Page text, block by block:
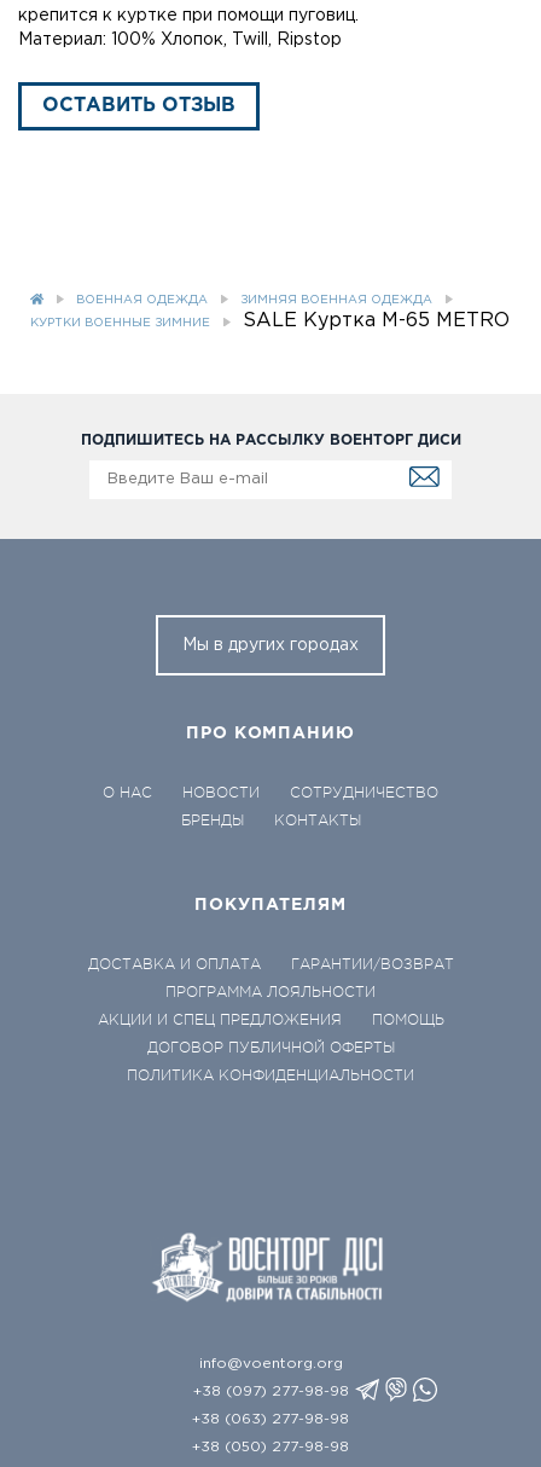
крепится к куртке при помощи пуговиц.
Материал: 100% Хлопок, Twill, Ripstop
ОСТАВИТЬ ОТЗЫВ
ВОЕННАЯ ОДЕЖДА ЗИМНЯЯ ВОЕННАЯ ОДЕЖДА
КУРТКИ ВОЕННЫЕ ЗИМНИЕ SALE Куртка М-65 METRO
ПОДПИШИТЕСЬ НА РАССЫЛКУ ВОЕНТОРГ ДИСИ
Мы в других городах
ПРО КОМПАНИЮ
О НАС НОВОСТИ
СОТРУДНИЧЕСТВО
БРЕНДЫ
КОНТАКТЫ
ПОКУПАТЕЛЯМ
ДОСТАВКА И ОПЛАТА
ГАРАНТИИ/ВОЗВРАТ
ПРОГРАММА ЛОЯЛЬНОСТИ
АКЦИИ И СПЕЦ ПРЕДЛОЖЕНИЯ
ПОМОЩЬ
ДОГОВОР ПУБЛИЧНОЙ ОФЕРТЫ
ПОЛИТИКА КОНФИДЕНЦИАЛЬНОСТИ
info@voentorg.org
+38 (097) 277-98-98
+38 (063) 277-98-98
+38 (050) 277-98-98